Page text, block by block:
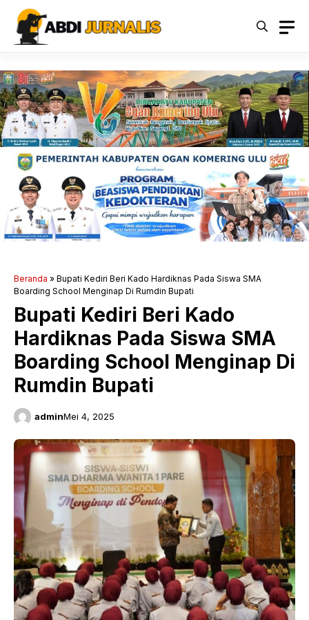
Langsung
Beranda » Bupati Kediri Beri Kado Hardiknas Pada Siswa SMA
Boarding School Menginap Di Rumdin Bupati
Bupati Kediri Beri Kado
Hardiknas Pada Siswa SMA
Boarding School Menginap Di
Rumdin Bupati
adminMei 4, 2025